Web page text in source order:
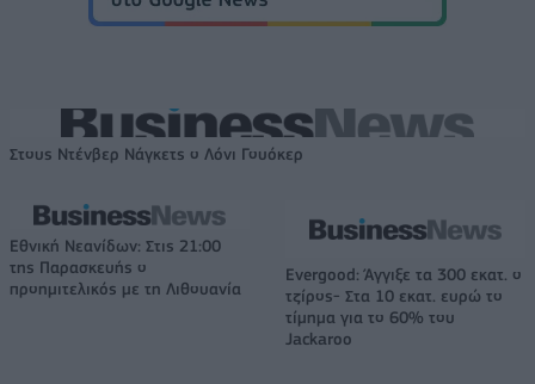
Στους Ντένβερ Νάγκετς ο Λόνι Γουόκερ
Εθνική Νεανίδων: Στις 21:00
της Παρασκευής ο
προημιτελικός με τη Λιθουανία
Evergood: Άγγιξε τα 300 εκατ. ο
τζίρος- Στα 10 εκατ. ευρώ το
τίμημα για το 60% του
Jackaroo